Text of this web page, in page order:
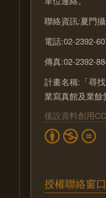
聯絡資訊:夏門
電話:02-2392-
傳真:02-2392-
計畫名稱:「尋
業寫真館及業
後設資料創用CC
授權聯絡窗口